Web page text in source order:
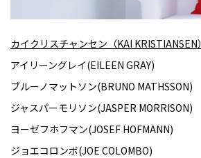
カイクリスチャンセン（KAI KRISTIANSEN）
アイリーングレイ(EILEEN GRAY)
ブルーノマットソン(BRUNO MATHSSON)
ジャスパーモリソン(JASPER MORRISON)
ヨーゼフホフマン(JOSEF HOFMANN)
ジョエコロンボ(JOE COLOMBO)